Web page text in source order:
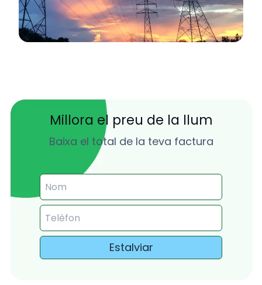
Millora el preu de la llum
Baixa el total de la teva factura
Estalviar